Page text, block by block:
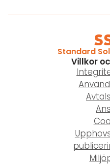
Standard
Villkor